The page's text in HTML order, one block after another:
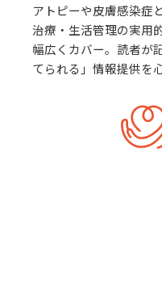
アトピーや皮膚感染症
治療・生活管理の実用
幅広くカバー。読者が
てられる」情報提供を